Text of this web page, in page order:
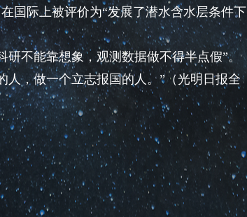
国际上被评价为“发展了潜水含水层条件下
不能靠想象，观测数据做不得半点假”。
，做一个立志报国的人。”（光明日报全